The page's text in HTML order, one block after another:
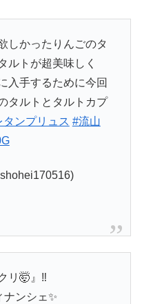
しかったりんごのタ
ルトが超美味しく
入手するために今回
タルトとタルトカプ
タンプリュス #流山
リ🤯』‼️
ナンシェ✨